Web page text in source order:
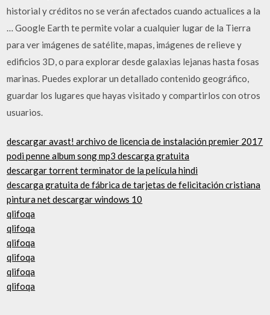
historial y créditos no se verán afectados cuando actualices a la
… Google Earth te permite volar a cualquier lugar de la Tierra
para ver imágenes de satélite, mapas, imágenes de relieve y
edificios 3D, o para explorar desde galaxias lejanas hasta fosas
marinas. Puedes explorar un detallado contenido geográfico,
guardar los lugares que hayas visitado y compartirlos con otros
usuarios.
descargar avast! archivo de licencia de instalación premier 2017
podi penne album song mp3 descarga gratuita
descargar torrent terminator de la película hindi
descarga gratuita de fábrica de tarjetas de felicitación cristiana
pintura net descargar windows 10
qlifoqa
qlifoqa
qlifoqa
qlifoqa
qlifoqa
qlifoqa